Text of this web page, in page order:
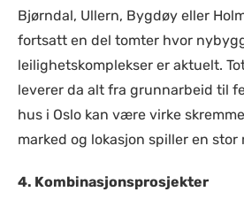
Bjørndal, Ullern, Bygdøy eller
fortsatt en del tomter hvor
leilighetskomplekser er aktuelt.
leverer da alt fra grunnarbeid til
hus i Oslo kan være virke
marked og lokasjon spiller en stor
4. Kombinasjonsprosjekter